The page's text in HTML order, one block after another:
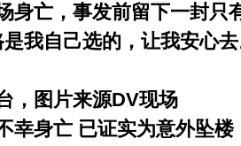
身亡，事发前留下一封只
我自己选的，让我安心
，图片来源DV现场
幸身亡 已证实为意外坠楼